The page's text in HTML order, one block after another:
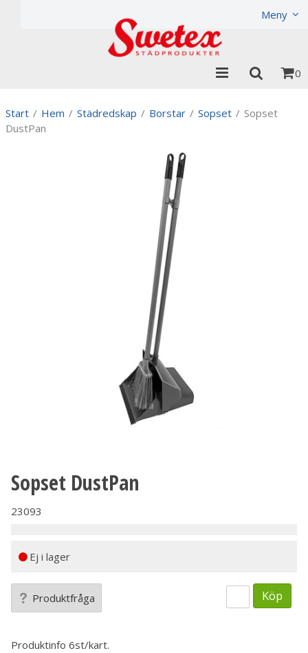
Meny
0
Start / Hem / Städredskap / Borstar / Sopset / Sopset
DustPan
Sopset DustPan
23093
Ej i lager
Produktfråga Köp
Produktinfo 6st/kart.